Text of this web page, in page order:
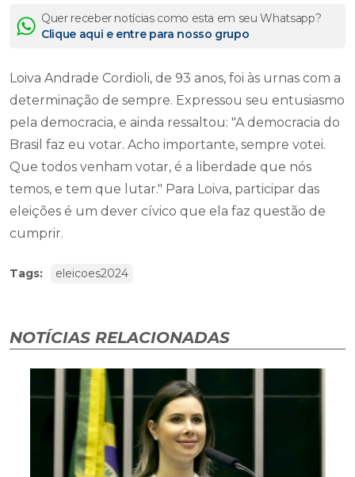
Quer receber notícias como esta em seu Whatsapp?
Clique aqui e entre para nosso grupo
Loiva Andrade Cordioli, de 93 anos, foi às urnas com a
determinação de sempre. Expressou seu entusiasmo
pela democracia, e ainda ressaltou: "A democracia do
Brasil faz eu votar. Acho importante, sempre votei.
Que todos venham votar, é a liberdade que nós
temos, e tem que lutar." Para Loiva, participar das
eleições é um dever cívico que ela faz questão de
cumprir.
Tags: eleicoes2024
NOTÍCIAS RELACIONADAS